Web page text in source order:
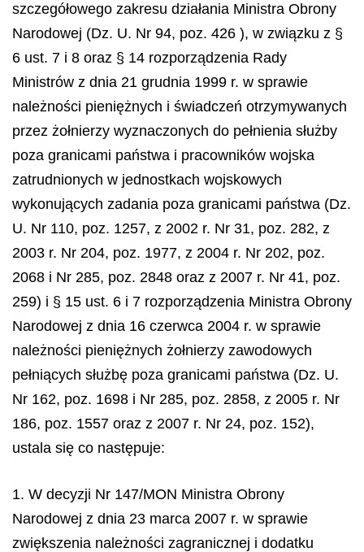
szczegółowego zakresu działania Ministra Obrony
Narodowej (Dz. U. Nr 94, poz. 426 ), w związku z §
6 ust. 7 i 8 oraz § 14 rozporządzenia Rady
Ministrów z dnia 21 grudnia 1999 r. w sprawie
należności pieniężnych i świadczeń otrzymywanych
przez żołnierzy wyznaczonych do pełnienia służby
poza granicami państwa i pracowników wojska
zatrudnionych w jednostkach wojskowych
wykonujących zadania poza granicami państwa (Dz.
U. Nr 110, poz. 1257, z 2002 r. Nr 31, poz. 282, z
2003 r. Nr 204, poz. 1977, z 2004 r. Nr 202, poz.
2068 i Nr 285, poz. 2848 oraz z 2007 r. Nr 41, poz.
259) i § 15 ust. 6 i 7 rozporządzenia Ministra Obrony
Narodowej z dnia 16 czerwca 2004 r. w sprawie
należności pieniężnych żołnierzy zawodowych
pełniących służbę poza granicami państwa (Dz. U.
Nr 162, poz. 1698 i Nr 285, poz. 2858, z 2005 r. Nr
186, poz. 1557 oraz z 2007 r. Nr 24, poz. 152),
ustala się co następuje:
1. W decyzji Nr 147/MON Ministra Obrony
Narodowej z dnia 23 marca 2007 r. w sprawie
zwiększenia należności zagranicznej i dodatku